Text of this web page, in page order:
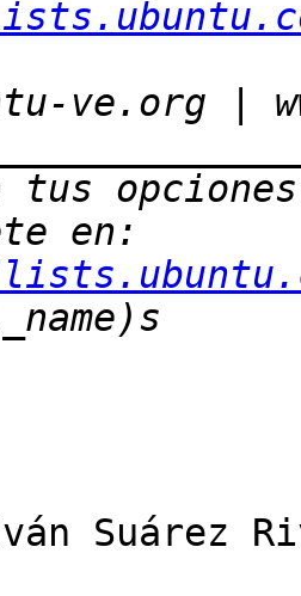
tus
Suárez